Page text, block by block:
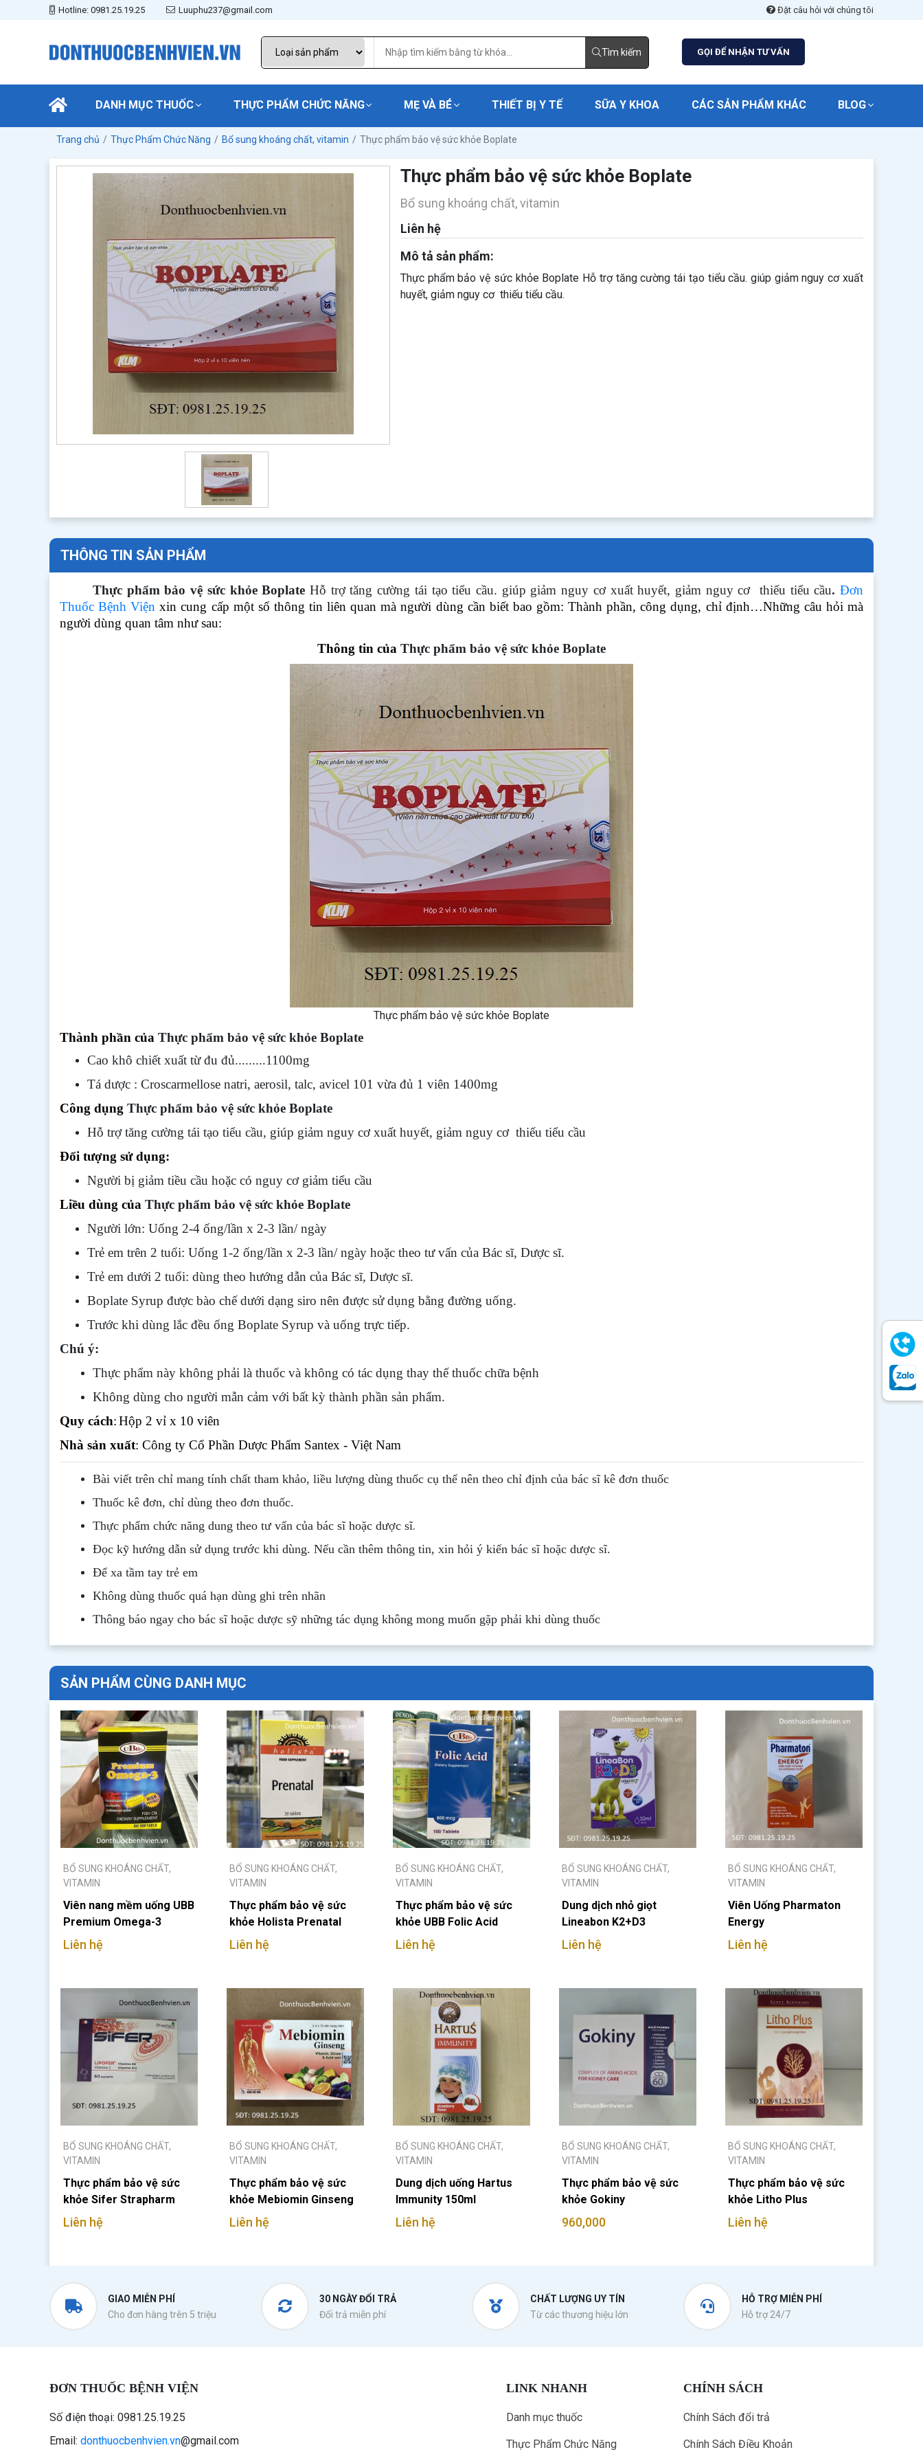
Hotline: 0981.25.19.25 Luuphu237@gmail.com Đặt câu hỏi với chúng tôi
Tìm kiếm GỌI ĐỂ NHẬN TƯ VẤN
DANH MỤC THUỐC THỰC PHẨM CHỨC NĂNG MẸ VÀ BÉ THIẾT BỊ Y TẾ SỮA Y KHOA CÁC SẢN PHẨM KHÁC BLOG
Trang chủ Thực Phẩm Chức Năng Bổ sung khoáng chất, vitamin Thực phẩm bảo vệ sức khỏe Boplate
Thực phẩm bảo vệ sức khỏe Boplate
Bổ sung khoáng chất, vitamin
Liên hệ
Mô tả sản phẩm:
Thực phẩm bảo vệ sức khỏe Boplate Hỗ trợ tăng cường tái tạo tiểu cầu. giúp giảm nguy cơ xuất
huyết, giảm nguy cơ thiếu tiểu cầu.
THÔNG TIN SẢN PHẨM
Thực phẩm bảo vệ sức khỏe Boplate Hỗ trợ tăng cường tái tạo tiểu cầu. giúp giảm nguy cơ xuất huyết, giảm nguy cơ thiếu tiểu cầu.Đơn
Thuốc Bệnh Viện xin cung cấp một số thông tin liên quan mà người dùng cần biết bao gồm: Thành phần, công dụng, chỉ định…Những câu hỏi mà
người dùng quan tâm như sau:
Thông tin của Thực phẩm bảo vệ sức khỏe Boplate
Thực phẩm bảo vệ sức khỏe Boplate
Thành phần của Thực phẩm bảo vệ sức khỏe Boplate
Cao khô chiết xuất từ đu đủ.........1100mg
Tá dược : Croscarmellose natri, aerosil, talc, avicel 101 vừa đủ 1 viên 1400mg
Công dụng Thực phẩm bảo vệ sức khỏe Boplate
Hỗ trợ tăng cường tái tạo tiểu cầu, giúp giảm nguy cơ xuất huyết, giảm nguy cơ thiếu tiểu cầu
Đối tượng sử dụng:
Người bị giảm tiều cầu hoặc có nguy cơ giảm tiểu cầu
Liều dùng của Thực phẩm bảo vệ sức khỏe Boplate
Người lớn: Uống 2-4 ống/lần x 2-3 lần/ ngày
Trẻ em trên 2 tuổi: Uống 1-2 ống/lần x 2-3 lần/ ngày hoặc theo tư vấn của Bác sĩ, Dược sĩ.
Trẻ em dưới 2 tuổi: dùng theo hướng dẫn của Bác sĩ, Dược sĩ.
Boplate Syrup được bào chế dưới dạng siro nên được sử dụng bằng đường uống.
Trước khi dùng lắc đều ống Boplate Syrup và uống trực tiếp.
Chú ý:
Thực phẩm này không phải là thuốc và không có tác dụng thay thế thuốc chữa bệnh
Không dùng cho người mẫn cảm với bất kỳ thành phần sản phẩm.
Quy cách:Hộp 2 vỉ x 10 viên
Nhà sản xuất: Công ty Cổ Phần Dược Phẩm Santex - Việt Nam
Bài viết trên chỉ mang tính chất tham khảo, liều lượng dùng thuốc cụ thể nên theo chỉ định của bác sĩ kê đơn thuốc
Thuốc kê đơn, chỉ dùng theo đơn thuốc.
Thực phẩm chức năng dung theo tư vấn của bác sĩ hoặc dược sĩ.
Đọc kỹ hướng dẫn sử dụng trước khi dùng. Nếu cần thêm thông tin, xin hỏi ý kiến bác sĩ hoặc dược sĩ.
Để xa tầm tay trẻ em
Không dùng thuốc quá hạn dùng ghi trên nhãn
Thông báo ngay cho bác sĩ hoặc dược sỹ những tác dụng không mong muốn gặp phải khi dùng thuốc
SẢN PHẨM CÙNG DANH MỤC
BỔ SUNG KHOÁNG CHẤT,
VITAMIN
Viên nang mềm uống UBB
Premium Omega-3
Liên hệ
BỔ SUNG KHOÁNG CHẤT,
VITAMIN
Thực phẩm bảo vệ sức
khỏe Holista Prenatal
Liên hệ
BỔ SUNG KHOÁNG CHẤT,
VITAMIN
Thực phẩm bảo vệ sức
khỏe UBB Folic Acid
800mcg
Liên hệ
BỔ SUNG KHOÁNG CHẤT,
VITAMIN
Dung dịch nhỏ giọt
Lineabon K2+D3
Liên hệ
BỔ SUNG KHOÁNG CHẤT,
VITAMIN
Viên Uống Pharmaton
Energy
Liên hệ
BỔ SUNG KHOÁNG CHẤT,
VITAMIN
Thực phẩm bảo vệ sức
khỏe Sifer Strapharm
Liên hệ
BỔ SUNG KHOÁNG CHẤT,
VITAMIN
Thực phẩm bảo vệ sức
khỏe Mebiomin Ginseng
Liên hệ
BỔ SUNG KHOÁNG CHẤT,
VITAMIN
Dung dịch uống Hartus
Immunity 150ml
Liên hệ
BỔ SUNG KHOÁNG CHẤT,
VITAMIN
Thực phẩm bảo vệ sức
khỏe Gokiny
960,000
BỔ SUNG KHOÁNG CHẤT,
VITAMIN
Thực phẩm bảo vệ sức
khỏe Litho Plus
Liên hệ
GIAO MIỄN PHÍ
Cho đơn hàng trên 5 triệu
30 NGÀY ĐỔI TRẢ
Đổi trả miễn phí
CHẤT LƯỢNG UY TÍN
Từ các thương hiệu lớn
HỖ TRỢ MIỄN PHÍ
Hỗ trợ 24/7
ĐƠN THUỐC BỆNH VIỆN
Số điện thoại: 0981.25.19.25
Email: donthuocbenhvien.vn@gmail.com
LINK NHANH
Danh mục thuốc
Thực Phẩm Chức Năng
CHÍNH SÁCH
Chính Sách đổi trả
Chính Sách Điều Khoản